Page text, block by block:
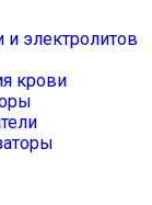
и электролитов
крови